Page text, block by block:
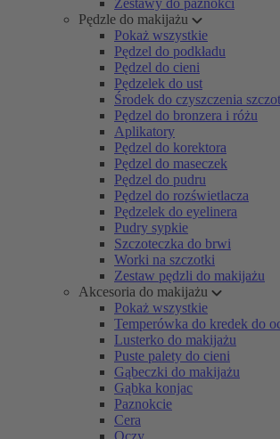
Zestawy do paznokci
Pędzle do makijażu
Pokaż wszystkie
Pędzel do podkładu
Pędzel do cieni
Pędzelek do ust
Środek do czyszczenia
Pędzel do bronzera i różu
Aplikatory
Pędzel do korektora
Pędzel do maseczek
Pędzel do pudru
Pędzel do rozświetlacza
Pędzelek do eyelinera
Pudry sypkie
Szczoteczka do brwi
Worki na szczotki
Zestaw pędzli do makijażu
Akcesoria do makijażu
Pokaż wszystkie
Temperówka do kredek do
Lusterko do makijażu
Puste palety do cieni
Gąbeczki do makijażu
Gąbka konjac
Paznokcie
Cera
Oczy